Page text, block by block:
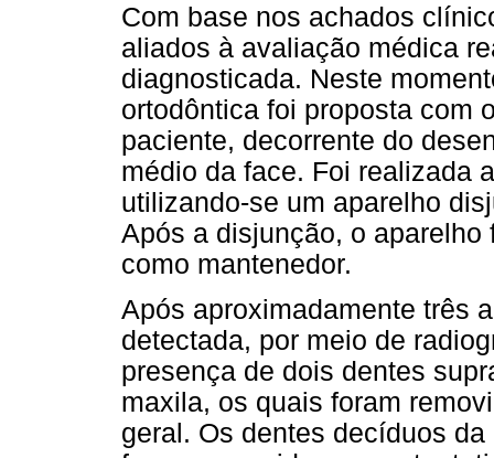
Com base nos achados
aliados à avaliação médica
diagnosticada. Neste
ortodôntica foi proposta com
paciente, decorrente do
médio da face. Foi realizada
utilizando-se um aparelho
Após a disjunção, o
como mantenedor.
Após aproximadamente três
detectada, por meio de
presença de dois dentes
maxila, os quais foram
geral. Os dentes decíduos